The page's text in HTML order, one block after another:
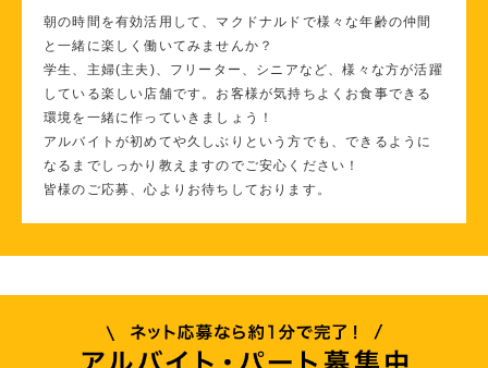
朝の時間を有効活用して、マクドナルドで様々な年齢の仲間
と一緒に楽しく働いてみませんか？
学生、主婦(主夫)、フリーター、シニアなど、様々な方が活躍
している楽しい店舗です。お客様が気持ちよくお食事できる
環境を一緒に作っていきましょう！
アルバイトが初めてや久しぶりという方でも、できるように
なるまでしっかり教えますのでご安心ください！
皆様のご応募、心よりお待ちしております。